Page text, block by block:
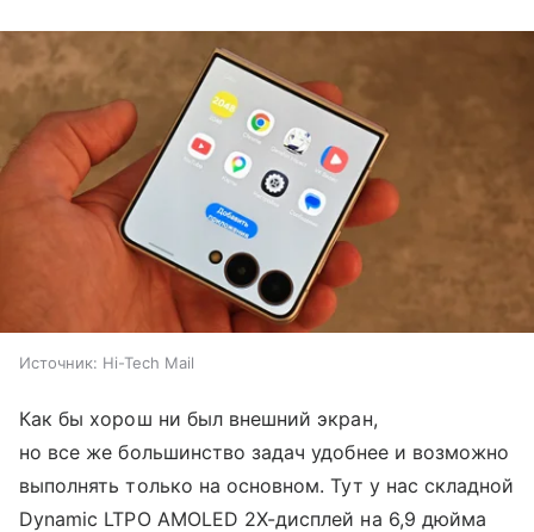
Источник: Hi-Tech Mail
Как бы хорош ни был внешний экран,
но все же большинство задач удобнее и возможно
выполнять только на основном. Тут у нас складной
Dynamic LTPO AMOLED 2X-дисплей на 6,9 дюйма